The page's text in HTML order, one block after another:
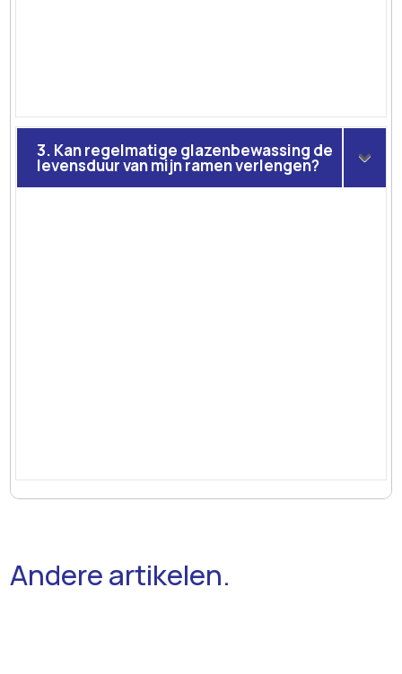
3. Kan regelmatige glazenbewassing de
levensduur van mijn ramen verlengen?
Andere artikelen.